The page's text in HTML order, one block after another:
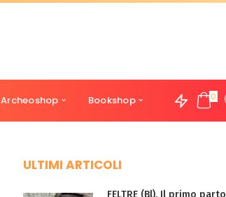
Archeoshop Bookshop 0
ULTIMI ARTICOLI
FELTRE (Bl). Il primo parto